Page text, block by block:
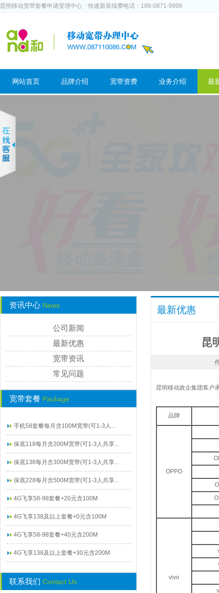
昆明移动宽带套餐申请受理中心 快速新装续费电话：188-0871-9999
网站首页 品牌介绍 宽带资费 业务介绍 最
资讯中心 News
公司新闻
最新优惠
宽带资讯
常见问题
宽带套餐 Package
手机58套餐每月含100M宽带(可1-3人...
保底118每月含200M宽带(可1-3人共享...
保底138每月含300M宽带(可1-3人共享...
保底228每月含500M宽带(可1-3人共享...
4G飞享58-98套餐+20元含100M
4G飞享138及以上套餐+0元含100M
4G飞享58-98套餐+40元含200M
4G飞享138及以上套餐+30元含200M
联系我们 Contact Us
最新优惠
昆
昆明移动政企集团客户
品牌
OPPO
vivo